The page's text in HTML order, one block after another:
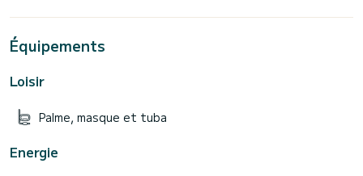
Équipements
Loisir
Palme, masque et tuba
Energie